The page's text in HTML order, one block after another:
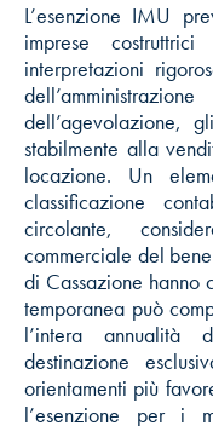
L’esenzione IMU
imprese
interpretazioni
dell’agevolazione,
stabilmente alla
locazione. Un
classificazione
circolante,
commerciale del
di Cassazione hanno
temporanea può
l’intera annualità
destinazione
orientamenti più
l’esenzione per i